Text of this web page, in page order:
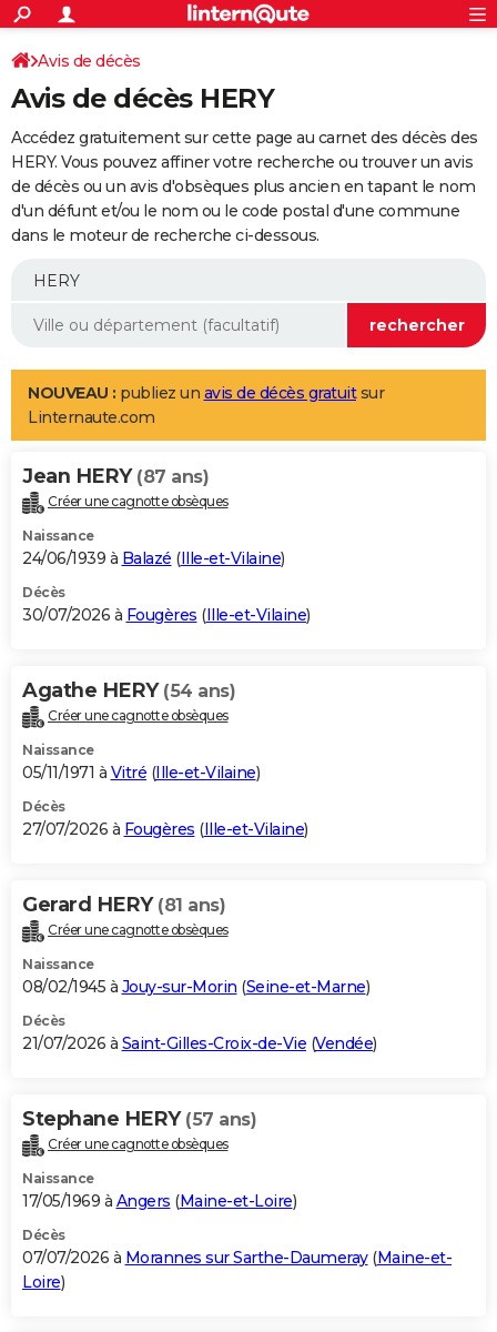
ACTUALITÉS
Politique
Société
Faits Divers
Education
Monde
Villes
+
SPORT
Coupe du monde 2026
Football
Tennis
Cyclisme
Rugby
Forum
Programme TV
TNT
Streaming
Cinéma
Sorties cinéma
Musique
+
FINANCE
Retraite
Impôts
Epargne
Immobilier
Risques naturels par ville
Banque
Assurance
Crédit
AUTO
Essais
Réserver un essai
Citadines
Berlines
SUV
Forum auto
+
Mobiles
Meilleur smartphone
Internet
Ordinateurs
Jeux vidéo
Guide high-tech
Aménagement intérieur
LIFESTYLE
Art de vivre
Bien-être
Loisirs
Mode
Modes de vie
Alimentation
Guide de la santé
Maladies
Médicaments
Sommeil
VOYAGE
Destinations
City break
Voyage nature
Voyage de noces
Forum
Climat
+PHOTO
GUIDES D'ACHAT
BONS PLANS
Carte de Noël
Carte Bonne année
Carte Saint-Valentin
Carte Pâques
Carte d'anniversaire
DICTIONNAIRE
Dictionnaire
Biographies
Citations
Expressions
Proverbes
PROGRAMME TV
S'inscrire
Se connecter
Lycées
Collèges
Primaires
Universités
Entreprises
Service militaire
Avis de recherche
AVIS DE DÉCÈS
Bricolage
Lifestyle
Culture
Sport
Auto
Television
Voyage
Cinema
Avis de décès
Avis de décès HERY
Accédez gratuitement sur cette page au carnet des décès des
HERY. Vous pouvez affiner votre recherche ou trouver un avis
de décès ou un avis d'obsèques plus ancien en tapant le nom
d'un défunt et/ou le nom ou le code postal d'une commune
dans le moteur de recherche ci-dessous.
NOUVEAU : publiez un avis de décès gratuitsur
Linternaute.com
Jean HERY (87 ans)
Créer une cagnotte obsèques
Naissance
24/06/1939 à Balazé (Ille-et-Vilaine)
Décès
30/07/2026 à Fougères (Ille-et-Vilaine)
Agathe HERY (54 ans)
Créer une cagnotte obsèques
Naissance
05/11/1971 à Vitré (Ille-et-Vilaine)
Décès
27/07/2026 à Fougères (Ille-et-Vilaine)
Gerard HERY (81 ans)
Créer une cagnotte obsèques
Naissance
08/02/1945 à Jouy-sur-Morin (Seine-et-Marne)
Décès
21/07/2026 à Saint-Gilles-Croix-de-Vie (Vendée)
Stephane HERY (57 ans)
Créer une cagnotte obsèques
Naissance
17/05/1969 à Angers (Maine-et-Loire)
Décès
07/07/2026 à Morannes sur Sarthe-Daumeray(Maine-et-
Loire)